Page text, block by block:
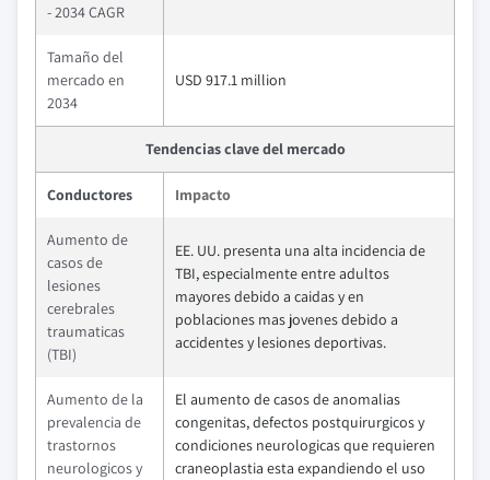
- 2034 CAGR
Tamaño del
mercado en
2034
USD 917.1 million
Tendencias clave del mercado
Conductores Impacto
Aumento de
casos de
lesiones
cerebrales
traumaticas
(TBI)
EE. UU. presenta una alta incidencia de
TBI, especialmente entre adultos
mayores debido a caidas y en
poblaciones mas jovenes debido a
accidentes y lesiones deportivas.
Aumento de la
prevalencia de
trastornos
neurologicos y
El aumento de casos de anomalias
congenitas, defectos postquirurgicos y
condiciones neurologicas que requieren
craneoplastia esta expandiendo el uso